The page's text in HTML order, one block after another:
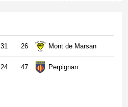
31 26 Mont de Marsan
24 47 Perpignan